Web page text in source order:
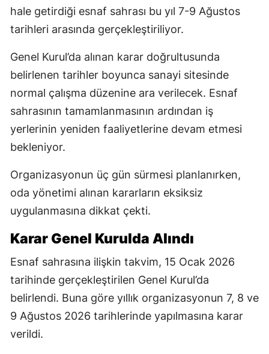
hale getirdiği esnaf sahrası bu yıl 7-9 Ağustos
tarihleri arasında gerçekleştiriliyor.
Genel Kurul’da alınan karar doğrultusunda
belirlenen tarihler boyunca sanayi sitesinde
normal çalışma düzenine ara verilecek. Esnaf
sahrasının tamamlanmasının ardından iş
yerlerinin yeniden faaliyetlerine devam etmesi
bekleniyor.
Organizasyonun üç gün sürmesi planlanırken,
oda yönetimi alınan kararların eksiksiz
uygulanmasına dikkat çekti.
Karar Genel Kurulda Alındı
Esnaf sahrasına ilişkin takvim, 15 Ocak 2026
tarihinde gerçekleştirilen Genel Kurul’da
belirlendi. Buna göre yıllık organizasyonun 7, 8 ve
9 Ağustos 2026 tarihlerinde yapılmasına karar
verildi.